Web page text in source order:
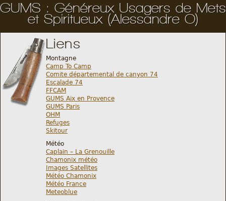
GUMS : Généreux Usagers de Mets
et Spiritueux (Alessandre O)
Liens
Montagne
Camp To Camp
Comite départemental de canyon 74
Escalade 74
FFCAM
GUMS Aix en Provence
GUMS Paris
OHM
Refuges
Skitour
Météo
Caplain – La Grenouille
Chamonix météo
Images Satellites
Météo Chamonix
Météo France
Meteoblue